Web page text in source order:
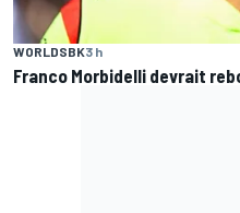
WORLDSBK3 h
Franco Morbidelli devrait